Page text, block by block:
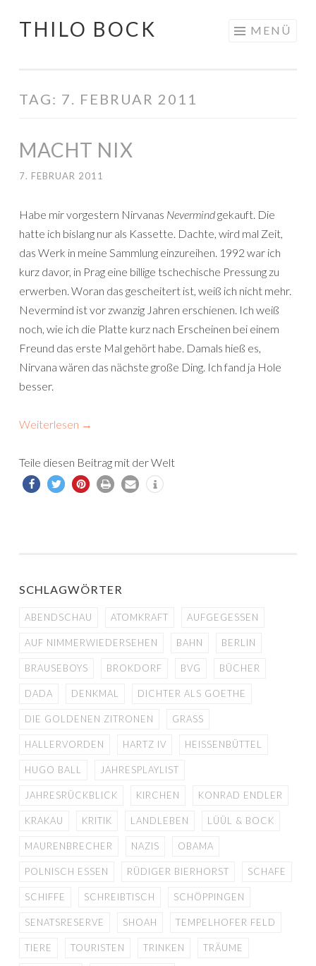
Springe
THILO BOCK MENÜ
TAG: 7. FEBRUAR 2011
MACHT NIX
7. FEBRUAR 2011
Habe mir vorgestern Nirvanas Nevermindgekauft. Die
hatte ich bislang nur als Kassette. Dachte, wird mal Zeit,
das Werk in meine Sammlung einzureihen. 1992 war ich
kurz davor, in Prag eine billige tschechische Pressung zu
erwerben. Woran das gescheitert ist, weiß ich nicht mehr.
Nevermind ist vor zwanzig Jahren erschienen. Ich weiß
noch, wie ich die Platte kurz nach Erscheinen bei einem
Freund das erste Mal gehört habe. Damals hieß es,
Nirvana wären das nächste große Ding. Ich fand ja Hole
besser.
Weiterlesen →
Teile diesen Beitrag mit der Welt
SCHLAGWÖRTER
ABENDSCHAU ATOMKRAFT AUFGEGESSEN
AUF NIMMERWIEDERSEHEN BAHN BERLIN
BRAUSEBOYS BROKDORF BVG BÜCHER
DADA DENKMAL DICHTER ALS GOETHE
DIE GOLDENEN ZITRONEN GRASS
HALLERVORDEN HARTZ IV HEISSENBÜTTEL
HUGO BALL JAHRESPLAYLIST
JAHRESRÜCKBLICK KIRCHEN KONRAD ENDLER
KRAKAU KRITIK LANDLEBEN LÜÜL & BOCK
MAURENBRECHER NAZIS OBAMA
POLNISCH ESSEN RÜDIGER BIERHORST SCHAFE
SCHIFFE SCHREIBTISCH SCHÖPPINGEN
SENATSRESERVE SHOAH TEMPELHOFER FELD
TIERE TOURISTEN TRINKEN TRÄUME